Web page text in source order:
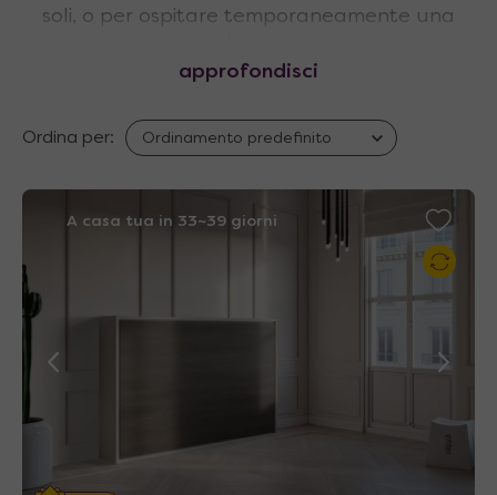
soli, o per ospitare temporaneamente una
120 x 200 cm a singola fila di doghe.
Piuma 120, ad apertura verticale,
con divano contenitore
(Piuma Sofa) e con una vasta linea di
Neve 120
, ad apertura orizzontale,
ad apertura manuale (Neve Sofa).
Questo modello, che si sviluppa in
approfondisci
Ordina per:
A casa tua in 33~39 giorni